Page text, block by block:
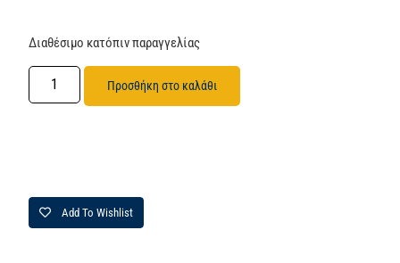
Διαθέσιμο κατόπιν παραγγελίας
Προσθήκη στο καλάθι
Add To Wishlist